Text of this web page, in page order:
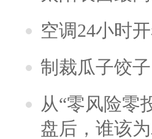
空调24小时
制裁瓜子饺
从“零风险零
盘后，谁该